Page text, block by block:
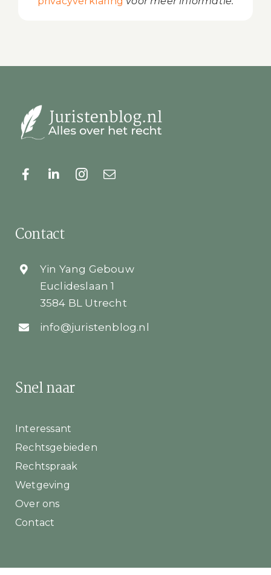
Snel naar
Interessant
Rechtsgebieden
Rechtspraak
Wetgeving
Over ons
Contact
Contact
Yin Yang Gebouw
Euclideslaan 1
3584 BL Utrecht
info@juristenblog.nl